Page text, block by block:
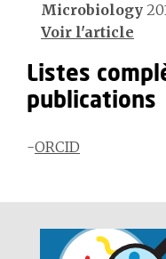
Microbiology
Voir l'article
Listes
publications
-ORCID